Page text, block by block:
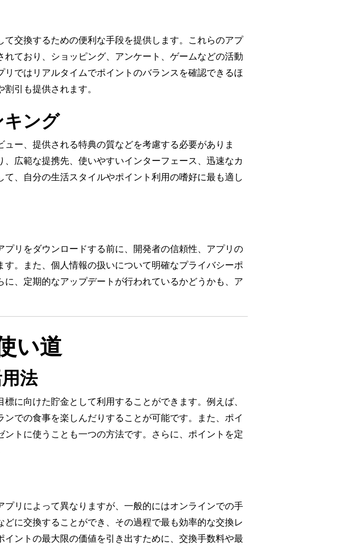
交換するための便利な手段を提供します。これらのアプ
ており、ショッピング、アンケート、ゲームなどの活動
ではリアルタイムでポイントのバランスを確認できるほ
引も提供されます。
ング
ー、提供される特典の質などを考慮する必要がありま
広範な提携先、使いやすいインターフェース、迅速なカ
、自分の生活スタイルやポイント利用の嗜好に最も適し
リをダウンロードする前に、開発者の信頼性、アプリの
。また、個人情報の扱いについて明確なプライバシーポ
、定期的なアップデートが行われているかどうかも、ア
い道
法
に向けた貯金として利用することができます。例えば、
での食事を楽しんだりすることが可能です。また、ポイ
トに使うことも一つの方法です。さらに、ポイントを定
リによって異なりますが、一般的にはオンラインでの手
に交換することができ、その過程で最も効率的な交換レ
ントの最大限の価値を引き出すために、交換手数料や最